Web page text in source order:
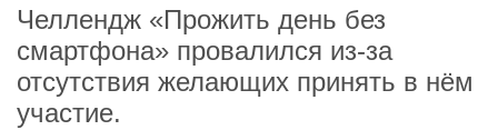
Челлендж «Прожить день без
смартфона» провалился из-за
отсутствия желающих принять в нём
участие.